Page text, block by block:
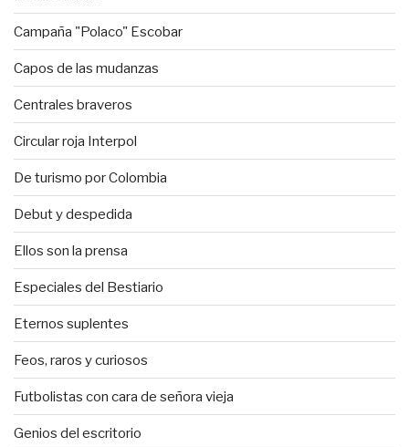
Campaña "Polaco" Escobar
Capos de las mudanzas
Centrales braveros
Circular roja Interpol
De turismo por Colombia
Debut y despedida
Ellos son la prensa
Especiales del Bestiario
Eternos suplentes
Feos, raros y curiosos
Futbolistas con cara de señora vieja
Genios del escritorio